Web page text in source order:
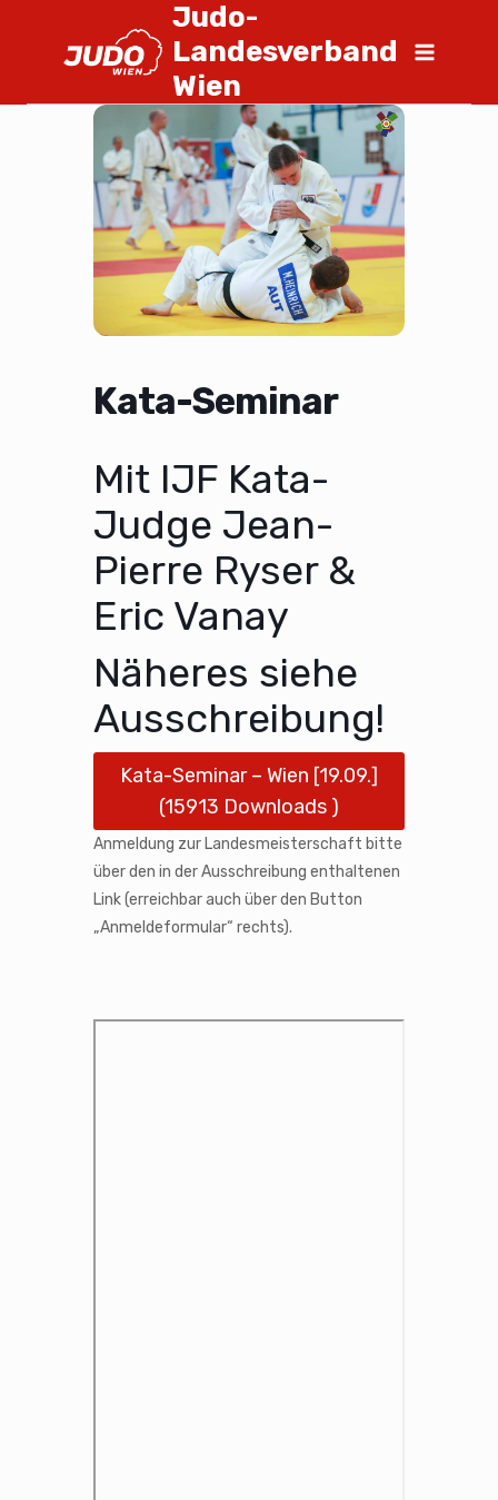
Judo-
Landesverband
Wien
Kata-Seminar
Mit IJF Kata-
Judge Jean-
Pierre Ryser &
Eric Vanay
Näheres siehe
Ausschreibung!
Kata-Seminar – Wien [19.09.]
(15913 Downloads )
Anmeldung zur Landesmeisterschaft bitte
über den in der Ausschreibung enthaltenen
Link (erreichbar auch über den Button
„Anmeldeformular“ rechts).